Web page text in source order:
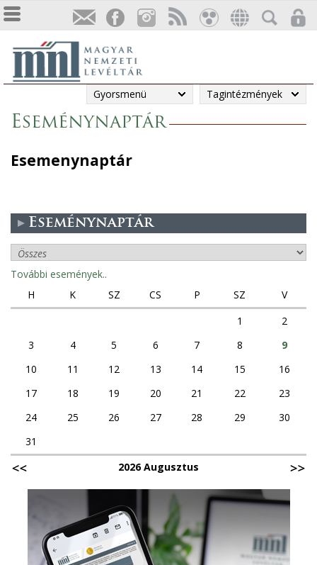
Gyorsmenü Tagintézmények
Eseménynaptár
Esemenynaptár
Eseménynaptár
További események..
H
K SZ CS P SZ
V
1
2
3
4 5 6 7 8
9
10
11 12 13 14 15
16
17
18 19 20 21 22
23
24
25 26 27 28 29
30
31
2026 Augusztus